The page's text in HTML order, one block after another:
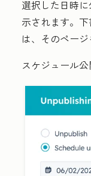
選択した日時
示されます。
は、そのペー
スケジュール